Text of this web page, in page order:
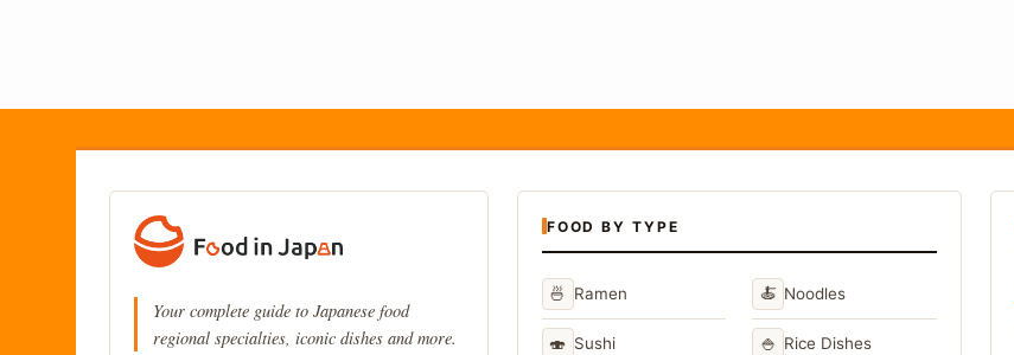
Your complete guide to Japanese food
regional specialties, iconic dishes and more.
FOOD BY TYPE
🍜 Ramen 🍝 Noodles
🍣 Sushi 🍚 Rice Dishes